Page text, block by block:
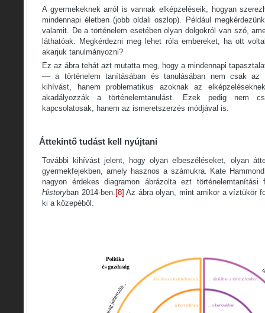
A gyermekeknek arról is vannak elképzeléseik, hogyan
mindennapi életben (jobb oldali oszlop). Például
valamit. De a történelem esetében olyan dolgokról van szó,
láthatóak. Megkérdezni meg lehet róla embereket, ha ott
akarjuk tanulmányozni?
Ez az ábra tehát azt mutatta meg, hogy a mindennapi
–– a történelem tanításában és tanulásában nem csak az
kihívást, hanem problematikus azoknak az
akadályozzák a történelemtanulást. Ezek pedig nem
kapcsolatosak, hanem az ismeretszerzés módjával is.
Áttekintő tudást kell nyújtani
További kihívást jelent, hogy olyan elbeszéléseket, olyan
gyermekfejekben, amely hasznos a számukra. Kate
nagyon érdekes diagramon ábrázolta ezt
Historyban 2014-ben. [8] Az ábra olyan, mint amikor a víztükör
ki a közepéből.